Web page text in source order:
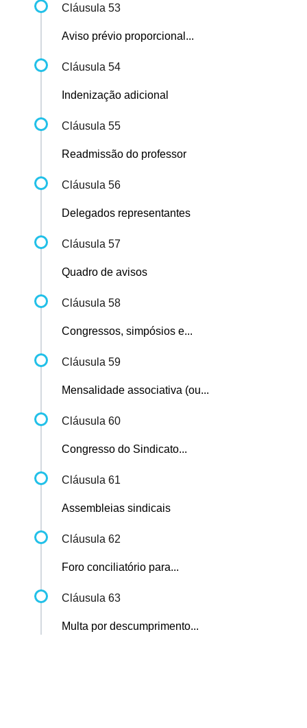
Cláusula 53
Aviso prévio proporcional...
Cláusula 54
Indenização adicional
Cláusula 55
Readmissão do professor
Cláusula 56
Delegados representantes
Cláusula 57
Quadro de avisos
Cláusula 58
Congressos, simpósios e...
Cláusula 59
Mensalidade associativa (ou...
Cláusula 60
Congresso do Sindicato...
Cláusula 61
Assembleias sindicais
Cláusula 62
Foro conciliatório para...
Cláusula 63
Multa por descumprimento...